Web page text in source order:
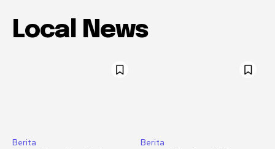
Local News
Berita Berita